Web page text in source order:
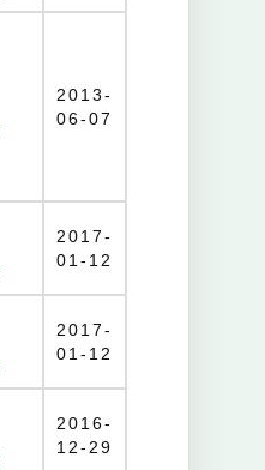
2013-
06-07
2017-
01-12
2017-
01-12
2016-
12-29